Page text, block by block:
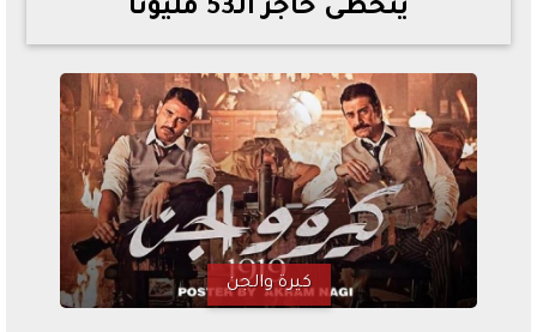
تصرف مثير من ميسي ونجوم الأرجنتين قبل مواجهة مصر
- 2026
تحسن حالة فضل شاكر الصحية وخروجه من المستشفى |
تفاصيل
أسعار الحديد والأسمنت اليوم الإثنين 6 - 7 - 2026
يتخطى حاجز الـ53 مليوناً
كيرة والجن